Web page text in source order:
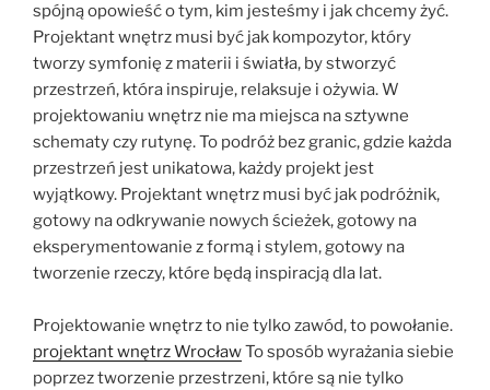
spójną opowieść o tym, kim jesteśmy i jak chcemy żyć.
Projektant wnętrz musi być jak kompozytor, który
tworzy symfonię z materii i światła, by stworzyć
przestrzeń, która inspiruje, relaksuje i ożywia. W
projektowaniu wnętrz nie ma miejsca na sztywne
schematy czy rutynę. To podróż bez granic, gdzie każda
przestrzeń jest unikatowa, każdy projekt jest
wyjątkowy. Projektant wnętrz musi być jak podróżnik,
gotowy na odkrywanie nowych ścieżek, gotowy na
eksperymentowanie z formą i stylem, gotowy na
tworzenie rzeczy, które będą inspiracją dla lat.
Projektowanie wnętrz to nie tylko zawód, to powołanie.
projektant wnętrz WrocławTo sposób wyrażania siebie
poprzez tworzenie przestrzeni, które są nie tylko